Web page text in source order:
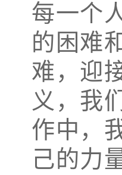
每一个
的困难
难，迎
义，我
作中，
己的力